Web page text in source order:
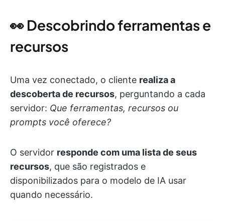
👀 Descobrindo ferramentas e
recursos
Uma vez conectado, o cliente realiza a
descoberta de recursos, perguntando a cada
servidor: Que ferramentas, recursos ou
prompts você oferece?
O servidor responde com uma lista de seus
recursos, que são registrados e
disponibilizados para o modelo de IA usar
quando necessário.